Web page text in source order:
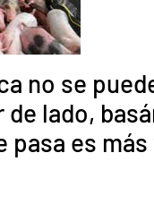
no se
lado,
pasa es